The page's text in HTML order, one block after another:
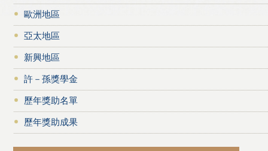
歐洲地區
亞太地區
新興地區
許－孫獎學金
歷年獎助名單
歷年獎助成果